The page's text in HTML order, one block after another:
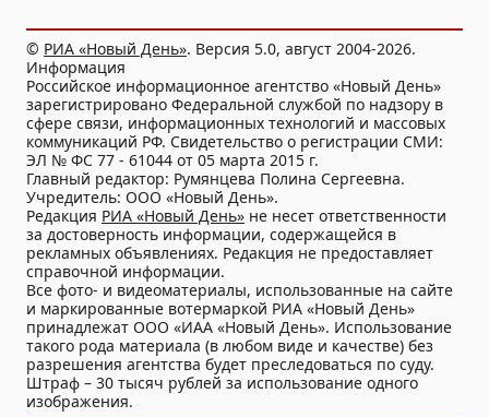
© РИА «Новый День». Версия 5.0, август 2004-2026.
Информация
Российское информационное агентство «Новый День»
зарегистрировано Федеральной службой по надзору в
сфере связи, информационных технологий и массовых
коммуникаций РФ. Свидетельство о регистрации СМИ:
ЭЛ № ФС 77 - 61044 от 05 марта 2015 г.
Главный редактор: Румянцева Полина Сергеевна.
Учредитель: ООО «Новый День».
Редакция РИА «Новый День» не несет ответственности
за достоверность информации, содержащейся в
рекламных объявлениях. Редакция не предоставляет
справочной информации.
Все фото- и видеоматериалы, использованные на сайте
и маркированные вотермаркой РИА «Новый День»
принадлежат ООО «ИАА «Новый День». Использование
такого рода материала (в любом виде и качестве) без
разрешения агентства будет преследоваться по суду.
Штраф – 30 тысяч рублей за использование одного
изображения.